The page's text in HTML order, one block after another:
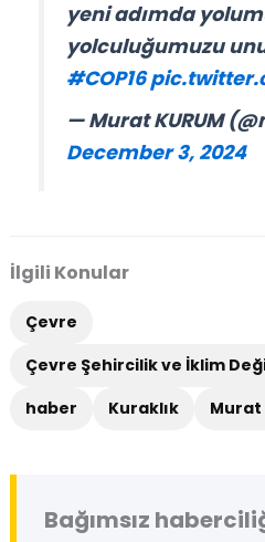
yeni adımda
yolculuğumuzu
#COP16
— Murat KURUM
December 3, 2024
İlgili Konular
Çevre
Çevre Şehircilik ve İklim
haber
Kuraklık Murat
Bağımsız